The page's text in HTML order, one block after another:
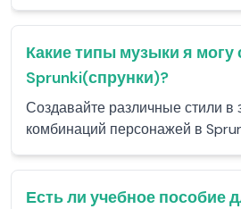
Какие типы музыки я могу
Sprunki(спрунки)?
Создавайте различные стили в
комбинаций персонажей в
Есть ли учебное пособие